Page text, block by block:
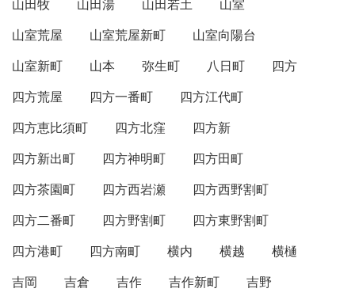
山田牧
山田湯 山田若土
山室
山室荒屋
山室荒屋新町
山室向陽台
山室新町
山本 弥生町 八日町
四方
四方荒屋
四方一番町
四方江代町
四方恵比須町
四方北窪
四方新
四方新出町
四方神明町
四方田町
四方茶園町
四方西岩瀬
四方西野割町
四方二番町
四方野割町
四方東野割町
四方港町
四方南町 横内 横越
横樋
吉岡
吉倉 吉作 吉作新町
吉野